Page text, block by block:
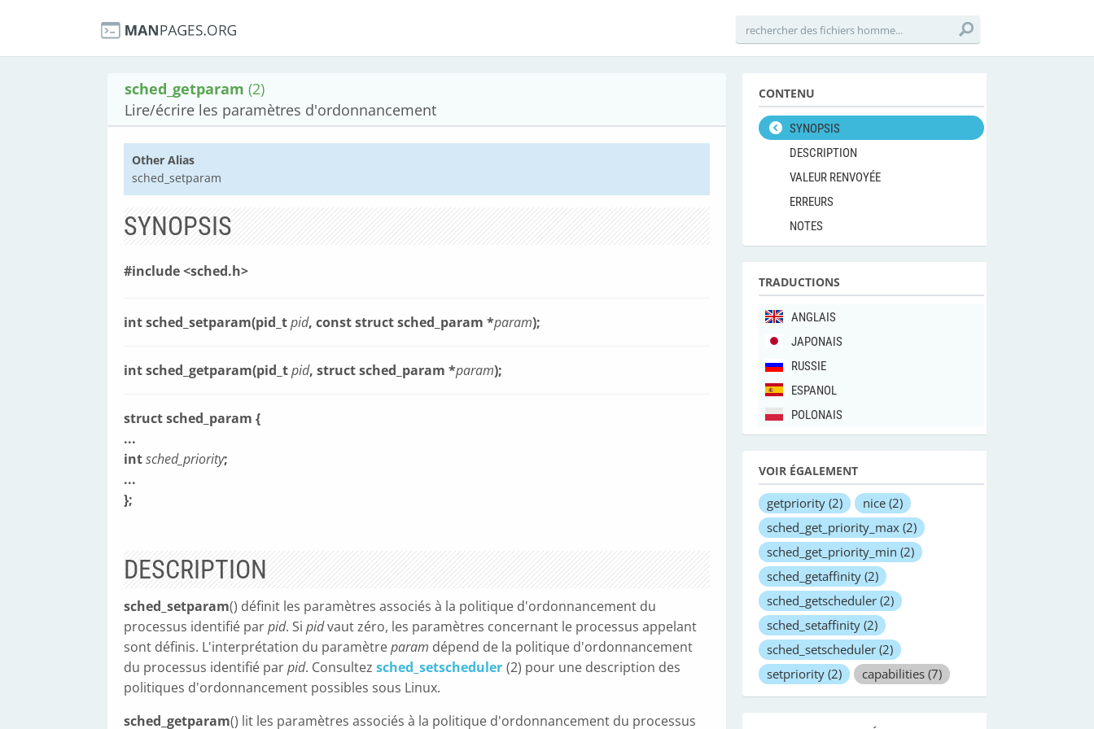
sched_getparam (2)
Lire/écrire les paramètres d'ordonnancement
Other Alias
sched_setparam
SYNOPSIS
#include <sched.h>
int sched_setparam(pid_tpid, const struct sched_param *param);
int sched_getparam(pid_tpid, struct sched_param *param);
struct sched_param {
...
intsched_priority;
...
};
DESCRIPTION
sched_setparam() définit les paramètres associés à la politique d'ordonnancement du
processus identifié parpid. Si pidvaut zéro, les paramètres concernant le processus appelant
sont définis. L'interprétation du paramètreparam dépend de la politique d'ordonnancement
du processus identifié parpid. Consultez sched_setscheduler (2) pour une description des
politiques d'ordonnancement possibles sous Linux.
sched_getparam() lit les paramètres associés à la politique d'ordonnancement du processus
CONTENU
SYNOPSIS
DESCRIPTION
VALEUR RENVOYÉE
ERREURS
NOTES
TRADUCTIONS
ANGLAIS
JAPONAIS
RUSSIE
ESPANOL
POLONAIS
VOIR ÉGALEMENT
getpriority (2) nice (2)
sched_get_priority_max (2)
sched_get_priority_min (2)
sched_getaffinity (2)
sched_getscheduler (2)
sched_setaffinity (2)
sched_setscheduler (2)
setpriority (2) capabilities (7)